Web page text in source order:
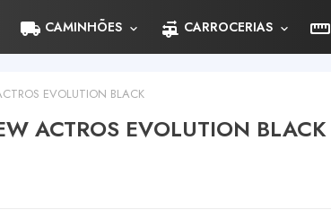
local_shipping CAMINHÕES rv_hookup CARROCERIAS straighten
EVOLUTION BLACK
ACTROS EVOLUTION BLACK